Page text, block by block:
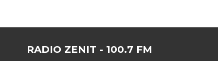
RADIO ZENIT - 100.7 FM